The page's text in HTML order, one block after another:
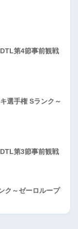
第4節事前観戦
選手権 Sランク～
第3節事前観戦
ク～ゼーロループ